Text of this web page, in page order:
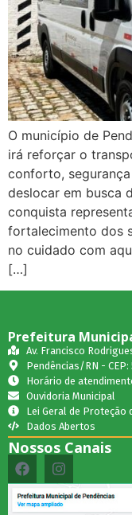
O município de
irá reforçar o
conforto,
deslocar em busca
conquista
fortalecimento dos
no cuidado com
[…]
Prefeitura
Av. Francisco
Pendências/RN -
Horário de
Ouvidoria Municipal
Lei Geral de Proteção
Dados Abertos
Nossos Canais